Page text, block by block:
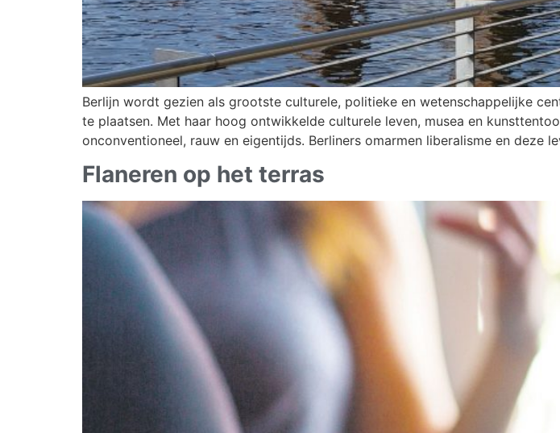
Berlijn wordt gezien als grootste culturele, politieke en wetenschappelijke
te plaatsen. Met haar hoog ontwikkelde culturele leven, musea en
onconventioneel, rauw en eigentijds. Berliners omarmen liberalisme en deze
Flaneren op het terras